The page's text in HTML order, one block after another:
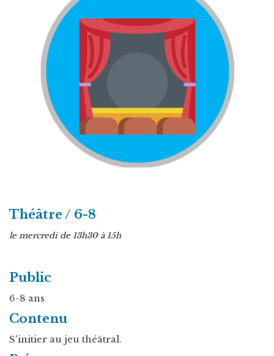
Théâtre / 6-8
le mercredi de 13h30 à 15h
Public
6-8 ans
Contenu
S'initier au jeu théâtral.